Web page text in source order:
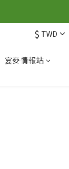
$ TWD
宴麥情報站